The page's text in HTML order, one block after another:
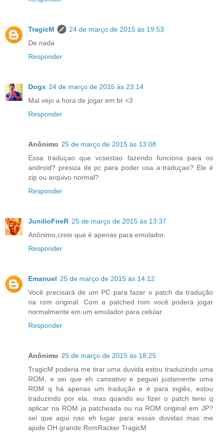
TragicM
24 de março de 2015 às 19:53
De nada
Responder
Dogx 24 de março de 2015 às 23:14
Mal vejo a hora de jogar em br <3
Responder
Anônimo 25 de março de 2015 às 13:08
Essa traduçao que vcsestao fazendo funciona para os
android? presiza de pc para poder usa a traduçao? Ele é
zip ou arquivo normal?
Responder
JunilioFireR 25 de março de 2015 às 13:37
Anônimo,creio que é apenas para emulador.
Responder
Emanuel 25 de março de 2015 às 14:12
Você precisará de um PC para fazer o patch da tradução
na rom original. Com a patched rom você poderá jogar
normalmente em um emulador para celular.
Responder
Anônimo 25 de março de 2015 às 18:25
TragicM poderia me tirar uma duvida estou traduzindo uma
ROM, e sei que eh cansativo e peguei justamente uma
ROM q há apenas um tradução e é para inglês, estou
traduzindo por ela, mas quando eu fizer o patch terei q
aplicar na ROM ja patcheada ou na ROM original em JP?
sei que aqui nao eh lugar para essas duvidas mas me
ajude OH grande RomRacker TragicM